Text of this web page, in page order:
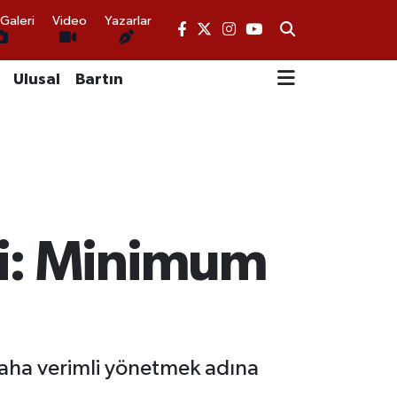
Video Yazarlar
Ulusal Bartın
Minimum
verimli yönetmek adına